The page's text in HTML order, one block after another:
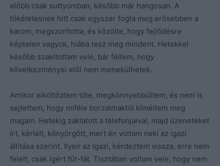
előbb csak suttyomban, később már hangosan. A
tökéletesnek hitt csak egyszer fogta meg erősebben a
karom, megszorította, és közölte, hogy fejlődésre
képtelen vagyok, hiába tesz meg mindent. Hetekkel
később szakítottam vele, bár féltem, hogy
következményei elől nem menekülhetek.
Amikor elköltöztem tőle, megkönnyebbültem, és nem is
sejtettem, hogy miféle borzalmaktól kíméltem meg
magam. Hetekig zaklatott a telefonjaival, majd üzeneteket
írt, kérlelt, könyörgött, mert én voltam neki az igazi
állítása szerint. Ilyen az Igazi, kérdeztem vissza, erre nem
felelt, csak ígért fűt-fát. Tisztában voltam vele, hogy nem